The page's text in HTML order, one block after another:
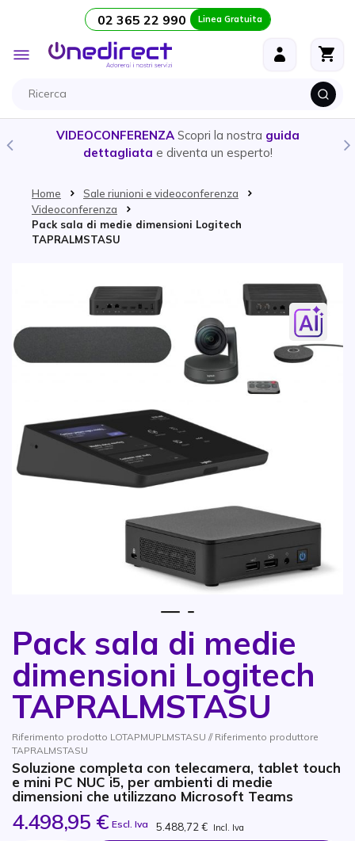
Salta al contenuto 02 365 22 990 Linea Gratuita
Toggle
Nav
VIDEOCONFERENZA Scopri la nostra guida
dettagliata e diventa un esperto!
Home
Sale riunioni e videoconferenza
Videoconferenza
Pack sala di medie dimensioni Logitech
TAPRALMSTASU
Pack sala di medie
dimensioni Logitech
TAPRALMSTASU
Riferimento prodotto LOTAPMUPLMSTASU // Riferimento produttore
TAPRALMSTASU
Soluzione completa con telecamera, tablet touch
e mini PC NUC i5, per ambienti di medie
dimensioni che utilizzano Microsoft Teams
4.498,95 € Escl. Iva 5.488,72 € Incl. Iva
Vai all'inizio della galleria di immagini